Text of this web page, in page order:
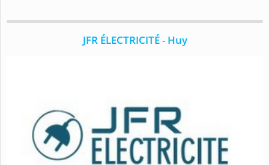
JFR ÉLECTRICITÉ - Huy